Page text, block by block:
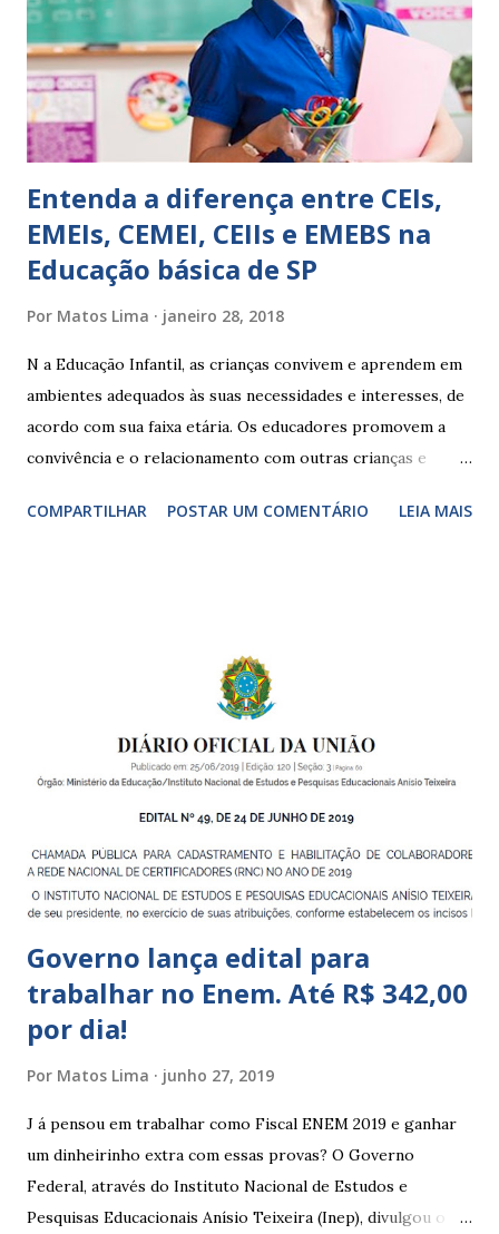
conceitos, está em fase de aprendizado. Não tem limites
Apresenta dificuldades de auto-regulação, pois… É nervoso
Ainda não desenvolveu habilidades para convívio no
ambiente...
Entenda a diferença entre CEIs,
EMEIs, CEMEI, CEIIs e EMEBS na
Educação básica de SP
Por Matos Lima janeiro 28, 2018
N a Educação Infantil, as crianças convivem e aprendem em
ambientes adequados às suas necessidades e interesses, de
acordo com sua faixa etária. Os educadores promovem a
convivência e o relacionamento com outras crianças e
garantir o direito das crianças a uma educação integral e de
crianças de zero a 3 anos e 11 meses; – EMEIs - Escolas
Municipais de Educação Infantil, que atendem crianças de 4
a 5 anos e 11 meses; – CEMEI - Centro Municipal de
Educação Infantil, que recebe crianças de zero a 5 anos e 11
Indígena, e trabalham com cri...
COMPARTILHAR POSTAR UM COMENTÁRIO LEIA MAIS
Governo lança edital para
trabalhar no Enem. Até R$ 342,00
por dia!
Por Matos Lima junho 27, 2019
J á pensou em trabalhar como Fiscal ENEM 2019 e ganhar
um dinheirinho extra com essas provas? O Governo
Federal, através do Instituto Nacional de Estudos e
Pesquisas Educacionais Anísio Teixeira (Inep), divulgou o